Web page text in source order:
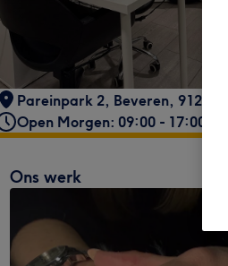
Pareinpark 2, Beveren, 9120
Open Morgen: 09:00 - 17:00
Ons werk